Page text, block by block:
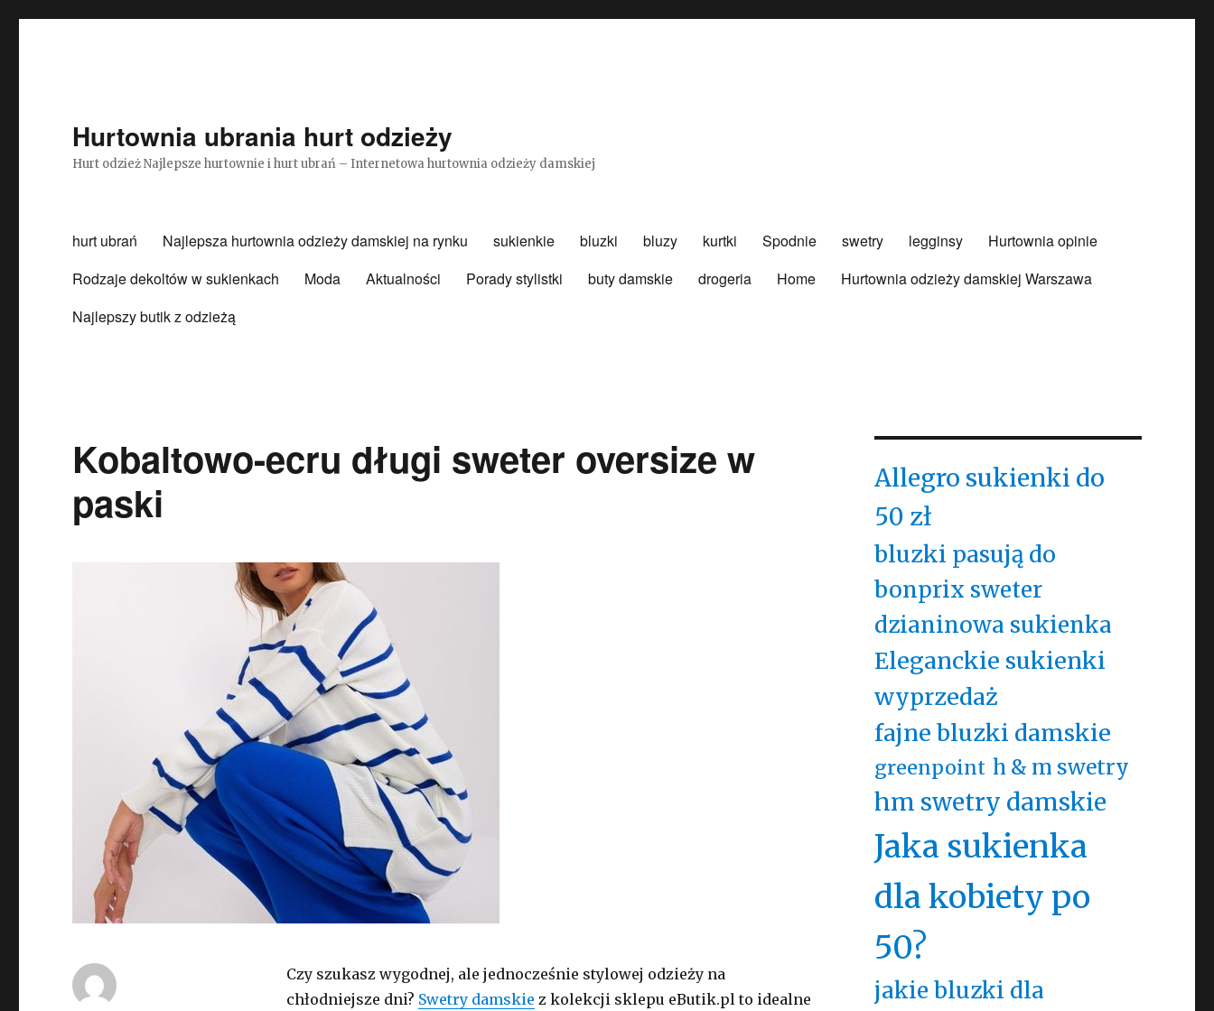
Hurtownia ubrania hurt odzieży
Hurt odzież Najlepsze hurtownie i hurt ubrań – Internetowa hurtownia odzieży damskiej
hurt ubrań Najlepsza hurtownia odzieży damskiej na rynku sukienkie bluzki bluzy kurtki Spodnie swetry legginsy
Hurtownia opinie
Rodzaje dekoltów w sukienkach
Moda Aktualności Porady stylistki buty damskie drogeria Home
Hurtownia odzieży damskiej Warszawa
Najlepszy butik z odzieżą
Kobaltowo-ecru długi sweter oversize w
paski
Czy szukasz wygodnej, ale jednocześnie stylowej odzieży na
chłodniejsze dni? Swetry damskie z kolekcji sklepu eButik.pl to idealne
Allegro sukienki do
50 zł
bluzki pasują do
bonprix sweter
dzianinowa sukienka
Eleganckie sukienki
wyprzedaż
fajne bluzki damskie
greenpoint h & m swetry
hm swetry damskie
Jaka sukienka
dla kobiety po
50?
jakie bluzki dla